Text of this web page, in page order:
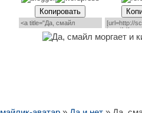
Копировать